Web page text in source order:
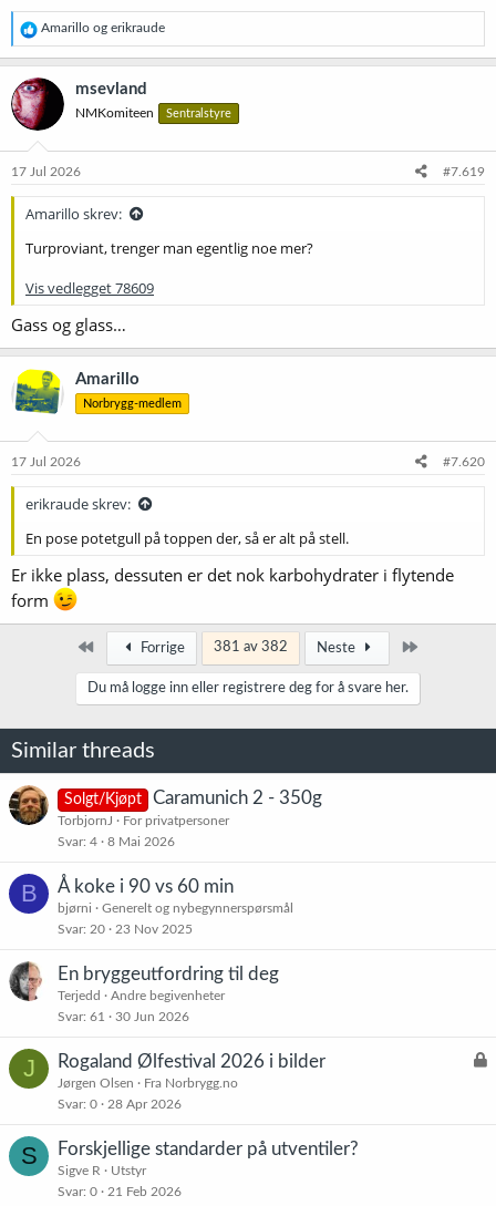
R
e
a
k
s
j
o
e
Amarillo og erikraude
msevland
NMKomiteen Sentralstyre
17 Jul 2026 #7.619
Amarillo skrev:
Turproviant, trenger man egentlig noe mer?
Vis vedlegget 78609
Gass og glass…
Amarillo
Norbrygg-medlem
17 Jul 2026 #7.620
erikraude skrev:
En pose potetgull på toppen der, så er alt på stell.
Er ikke plass, dessuten er det nok karbohydrater i flytende
form
Først Forrige 381 av 382 Neste
Du må logge inn eller registrere deg for å svare her.
Similar threads
Solgt/Kjøpt Caramunich 2 - 350g
TorbjornJ
For privatpersoner
Svar 4 8 Mai 2026
B Å koke i 90 vs 60 min
bjørni
Generelt og nybegynnerspørsmål
Svar 20 23 Nov 2025
En bryggeutfordring til deg
Terjedd
Andre begivenheter
Svar 61 30 Jun 2026
J
L
Rogaland Ølfestival 2026 i bilder
Jørgen Olsen
Fra Norbrygg.no
Svar 0 28 Apr 2026
S Forskjellige standarder på utventiler?
Sigve R
Utstyr
Svar 0 21 Feb 2026